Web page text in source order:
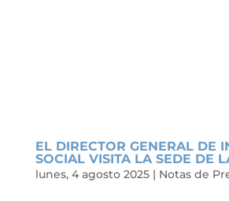
EL DIRECTOR GENERAL DE
SOCIAL VISITA LA SEDE DE
lunes, 4 agosto 2025| Notas de